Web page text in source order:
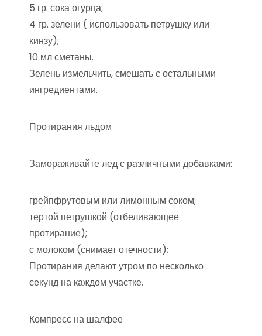
5 гр. сока огурца;
4 гр. зелени ( использовать петрушку или
кинзу);
10 мл сметаны.
Зелень измельчить, смешать с остальными
ингредиентами.
Протирания льдом
Замораживайте лед с различными добавками:
грейпфрутовым или лимонным соком;
тертой петрушкой (отбеливающее
протирание);
с молоком (снимает отечности);
Протирания делают утром по несколько
секунд на каждом участке.
Компресс на шалфее